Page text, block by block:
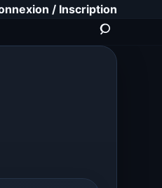
/ Inscription